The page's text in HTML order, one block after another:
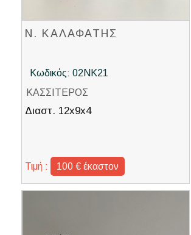
Ν. ΚΑΛΑΦΑΤΗΣ
Κωδικός: 02ΝΚ21
ΚΑΣΣΙΤΕΡΟΣ
Διαστ. 12x9x4
Τιμή : 100 € έκαστον